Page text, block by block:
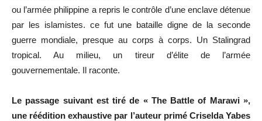
ou l’armée philippine a repris le contrôle d’une enclave détenue
par les islamistes. ce fut une bataille digne de la seconde
guerre mondiale, presque au corps à corps. Un Stalingrad
tropical. Au milieu, un tireur d’élite de l’armée
gouvernementale. Il raconte.
Le passage suivant est tiré de « The Battle of Marawi »,
une réédition exhaustive par l’auteur primé Criselda Yabes